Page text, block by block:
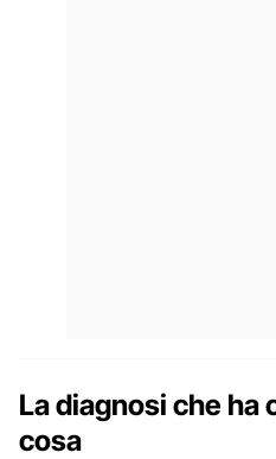
La diagnosi che ha
cosa